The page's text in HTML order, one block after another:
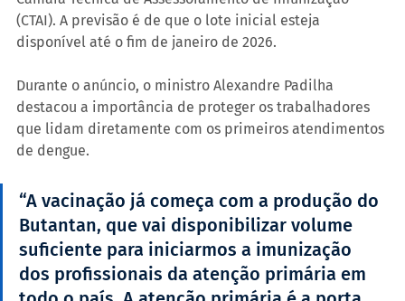
(CTAI). A previsão é de que o lote inicial esteja
disponível até o fim de janeiro de 2026.
Durante o anúncio, o ministro Alexandre Padilha
destacou a importância de proteger os trabalhadores
que lidam diretamente com os primeiros atendimentos
de dengue.
“A vacinação já começa com a produção do
Butantan, que vai disponibilizar volume
suficiente para iniciarmos a imunização
dos profissionais da atenção primária em